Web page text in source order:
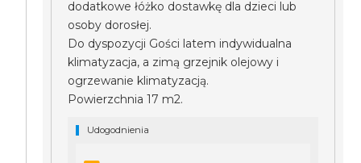
dodatkowe łóżko dostawkę dla dzieci lub
osoby dorosłej.
Do dyspozycji Gości latem indywidualna
klimatyzacja, a zimą grzejnik olejowy i
ogrzewanie klimatyzacją.
Powierzchnia 17 m2.
Udogodnienia